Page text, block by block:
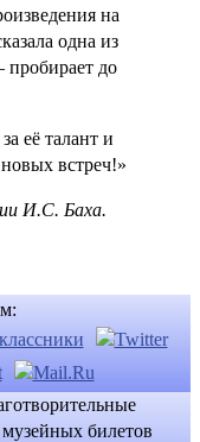
на
одна из
до
её талант и
встреч!»
И.С. Баха.
билетов